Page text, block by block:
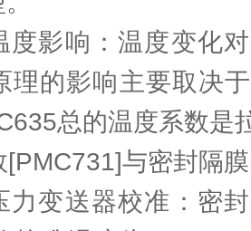
响：温度变化对
理的影响主要取决
总的温度系数是
[PMC731]与密封隔
送器校准：密封